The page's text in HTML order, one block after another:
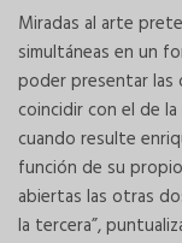
Miradas al arte
simultáneas en un
poder presentar las
coincidir con el de
cuando resulte
función de su
abiertas las otras
la tercera”,